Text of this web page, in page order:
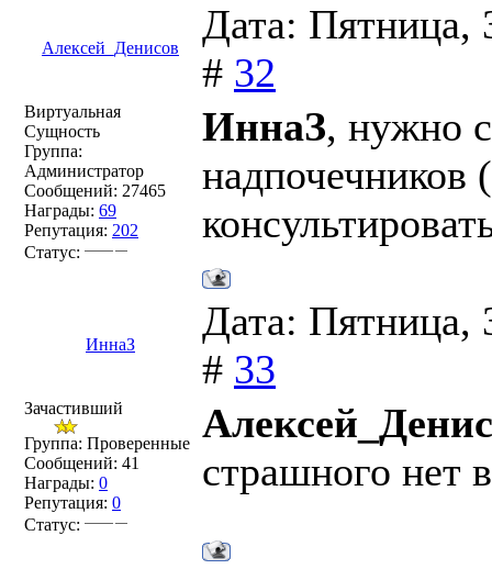
Алексей_Денисов
Дата: Пятница,
# 32
Виртуальная
Сущность
Группа:
Администратор
Сообщений: 27465
Награды: 69
Репутация: 202
Статус:
ИннаЗ, нужно
ИннаЗ
Дата: Пятница,
# 33
Зачастивший
Группа: Проверенные
Сообщений: 41
Награды: 0
Репутация: 0
Статус:
страшного нет